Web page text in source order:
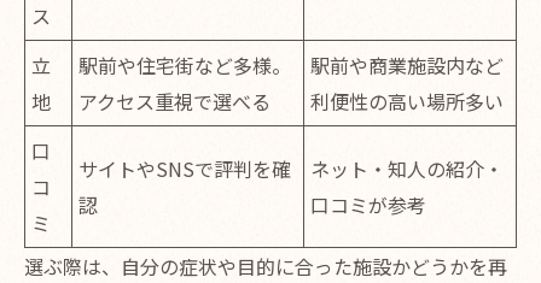
ス
立
地
駅前や住宅街など多様。
アクセス重視で選べる
駅前や商業施設内など
利便性の高い場所多い
口
コ
ミ
サイトやSNSで評判を確
認
ネット・知人の紹介・
口コミが参考
選ぶ際は、自分の症状や目的に合った施設かどうかを再